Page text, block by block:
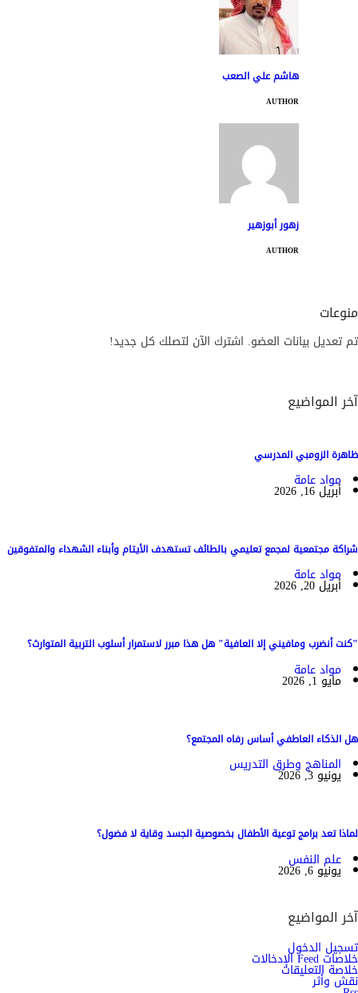
هاشم علي الصعب
AUTHOR
زهور أبوزهير
AUTHOR
منوعات
تم تعديل بيانات العضو. اشترك الآن لتصلك كل جديد!
آخر المواضيع
ظاهرة الزومبي المدرسي
مواد عامة
أبريل 16, 2026
شراكة مجتمعية لمجمع تعليمي بالطائف تستهدف الأيتام وأبناء الشهداء والمتفوقين
مواد عامة
أبريل 20, 2026
"كنت أنضرب ومافيني إلا العافية" هل هذا مبرر لاستمرار أسلوب التربية المتوارث؟
مواد عامة
مايو 1, 2026
هل الذكاء العاطفي أساس رفاه المجتمع؟
المناهج وطرق التدريس
يونيو 3, 2026
لماذا تعد برامج توعية الأطفال بخصوصية الجسد وقاية لا فضول؟
علم النفس
يونيو 6, 2026
آخر المواضيع
تسجيل الدخول
خلاصات Feed الإدخالات
خلاصة التعليقات
نقش وأثر